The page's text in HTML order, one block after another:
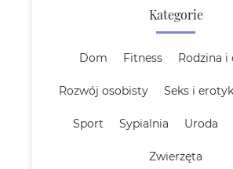
Kategorie
Dom Fitness Rodzina i
Rozwój osobisty Seks i
Sport Sypialnia Uroda
Zwierzęta